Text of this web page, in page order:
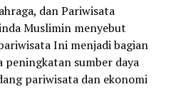
dan Pariwisata
Muslimin menyebut
Ini menjadi bagian
sumber daya
pariwisata dan ekonomi